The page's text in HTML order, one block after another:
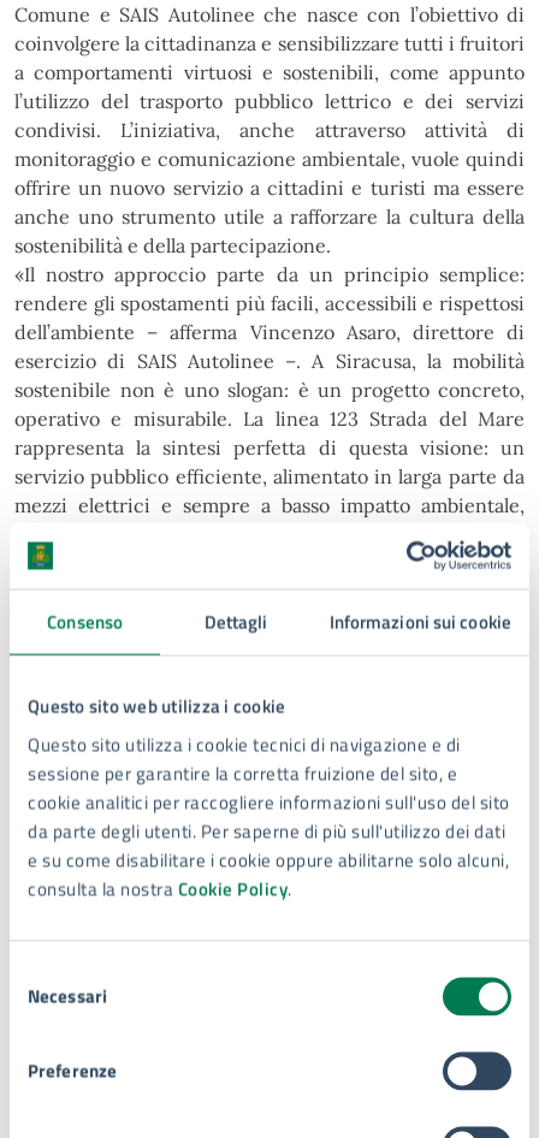
Consenso Dettagli Informazioni sui cookie
Questo sito web utilizza i cookie
Questo sito utilizza i cookie tecnici di navigazione e di
sessione per garantire la corretta fruizione del sito, e
cookie analitici per raccogliere informazioni sull'uso del sito
da parte degli utenti. Per saperne di più sull'utilizzo dei dati
e su come disabilitare i cookie oppure abilitarne solo alcuni,
consulta la nostraCookie Policy.
delNecessari
Preferenze
Comune e SAIS Autolinee che nasce con l’obiettivo di
coinvolgere la cittadinanza e sensibilizzare tutti i fruitori
a comportamenti virtuosi e sostenibili, come appunto
l’utilizzo del trasporto pubblico lettrico e dei servizi
condivisi. L’iniziativa, anche attraverso attività di
monitoraggio e comunicazione ambientale, vuole quindi
offrire un nuovo servizio a cittadini e turisti ma essere
anche uno strumento utile a rafforzare la cultura della
sostenibilità e della partecipazione.
«Il nostro approccio parte da un principio semplice:
rendere gli spostamenti più facili, accessibili e rispettosi
dell’ambiente – afferma Vincenzo Asaro, direttore di
esercizio di SAIS Autolinee –. A Siracusa, la mobilità
sostenibile non è uno slogan: è un progetto concreto,
operativo e misurabile. La linea 123 Strada del Mare
rappresenta la sintesi perfetta di questa visione: un
servizio pubblico efficiente, alimentato inlarga parte da
mezzi elettrici e sempre a basso impatto ambientale,
con l’Area Marina Protetta del Plemmirio e il litorale
cittadini e ai turisti un’alternativa ecologica, comoda e
moderna all’uso dell’auto privata. Questo è solo un
insieme al Comune: un sistema di mobilità urbana
integrato, digitale e inclusivo, che guarda al futuro
Galleria immagini